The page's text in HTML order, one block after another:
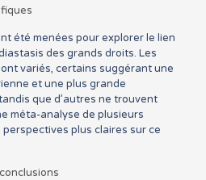
été menées pour explorer le lien
des grands droits. Les
variés, certains suggérant une
et une plus grande
que d’autres ne trouvent
méta-analyse de plusieurs
plus claires sur ce